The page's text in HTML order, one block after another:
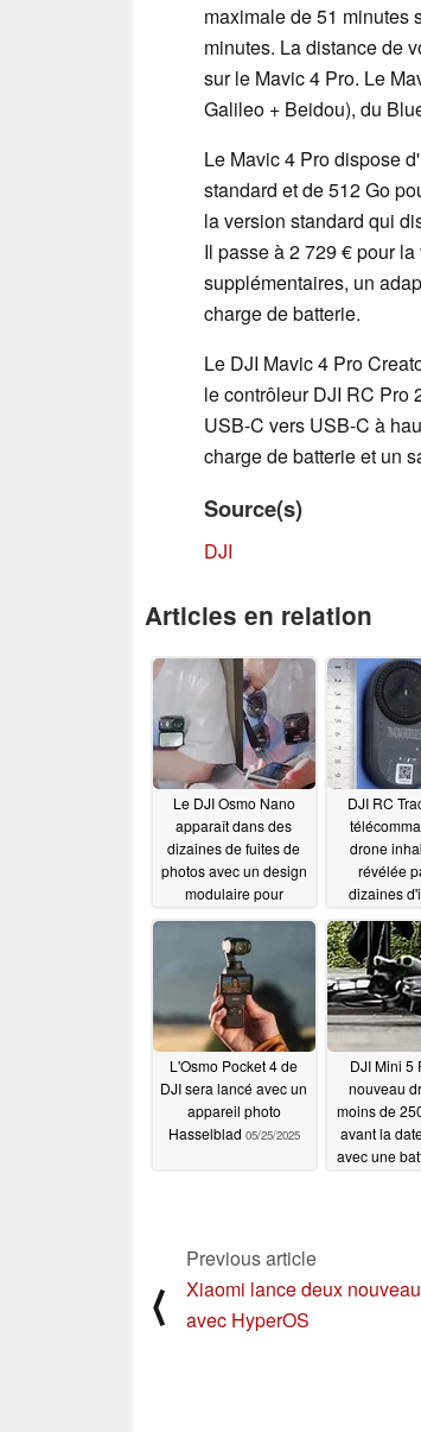
maximale de 51 minutes
minutes. La distance de
sur le Mavic 4 Pro. Le
Galileo + Beidou), du
Le Mavic 4 Pro dispose
standard et de 512 Go
la version standard qui
Il passe à 2 729 € pour
supplémentaires, un
charge de batterie.
Le DJI Mavic 4 Pro
le contrôleur DJI RC Pro
USB-C vers USB-C à
charge de batterie et un
Source(s)
DJI
Articles en relation
Le DJI Osmo Nano
apparaît dans des
dizaines de fuites de
photos avec un design
modulaire pour
Go 3S06/13/2025
DJI RC
drone
révélée
dizaines
annoncent
de la sortie
06/02/
L'Osmo Pocket 4 de
DJI sera lancé avec un
appareil photo
Hasselblad 05/25/2025
DJI Mini 5
nouveau
moins de
avant la
avec une
⟨
Previous article
Xiaomi lance deux
avec HyperOS